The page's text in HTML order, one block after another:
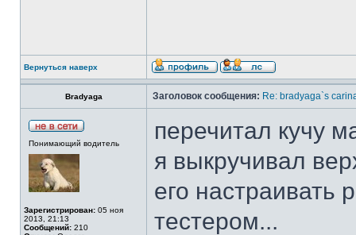
Вернуться наверх
Bradyaga Заголовок сообщения: Re: bradyaga`s
Понимающий водитель
Зарегистрирован: 05 ноя
2013, 21:13
Сообщений: 210
перечитал кучу
я выкручивал
его настраивать
тестером...